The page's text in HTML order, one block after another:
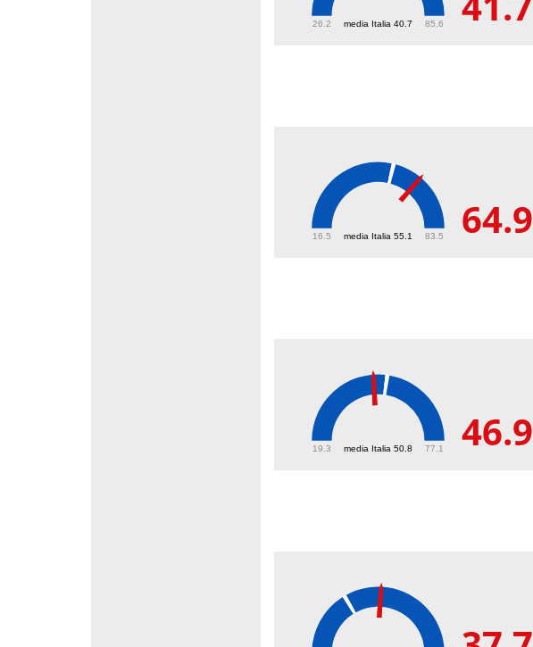
media Italia 40.7
26.2 85.6
media Italia 55.1
16.5 83.5 64.9
media Italia 50.8
19.3 77.1 46.9